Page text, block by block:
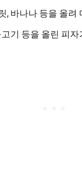
, 바나나 등을 올려
기 등을 올린 피